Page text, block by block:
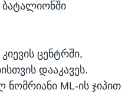
ბატალიონში
ცენტრში,
დააკავეს.
ნომრიანი ML-ის ჯიპით